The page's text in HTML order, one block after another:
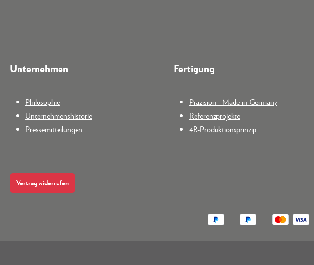
Unternehmen
Philosophie
Unternehmenshistorie
Pressemitteilungen
Fertigung
Präzision - Made in Germany
Referenzprojekte
4R-Produktionsprinzip
Vertrag widerrufen